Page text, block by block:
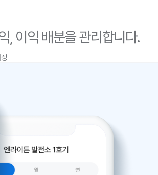
, 이익 배분을 관리합니다.